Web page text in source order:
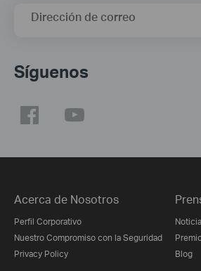
Dirección de correo
Síguenos
Acerca de Nosotros
Perfil Corporativo
Nuestro Compromiso con la Seguridad
Privacy Policy
Blog